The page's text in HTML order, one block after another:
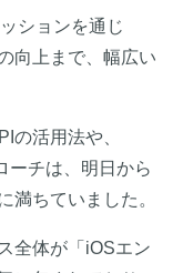
ションを通じ
向上まで、幅広い
の活用法や、
ーチは、明日から
満ちていました。
全体が「iOSエン